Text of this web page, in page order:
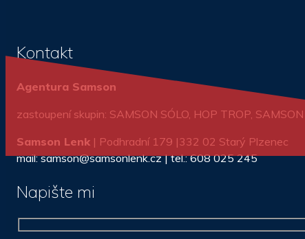
Kontakt
Agentura Samson
zastoupení skupin: SAMSON SÓLO, HOP TROP,
Samson Lenk | Podhradní 179 |332 02 Starý Plzenec
mail: samson@samsonlenk.cz | tel.: 608 025 245
Napište mi